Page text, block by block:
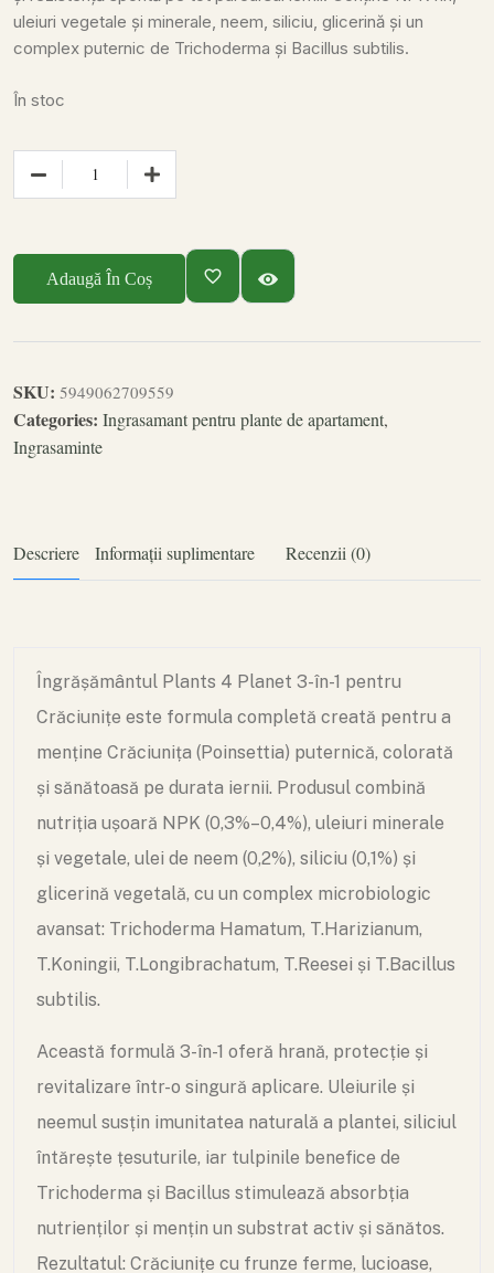
uleiuri vegetale și minerale, neem, siliciu, glicerină și un
complex puternic de Trichoderma și Bacillus subtilis.
În stoc
Adaugă În Coș
SKU: 5949062709559
Categories: Ingrasamant pentru plante de apartament,
Ingrasaminte
Descriere Informații suplimentare Recenzii (0)
Îngrășământul Plants 4 Planet 3-în-1 pentru
Crăciunițe este formula completă creată pentru a
menține Crăciunița (Poinsettia) puternică, colorată
și sănătoasă pe durata iernii. Produsul combină
nutriția ușoară NPK (0,3%–0,4%), uleiuri minerale
și vegetale, ulei de neem (0,2%), siliciu (0,1%) și
glicerină vegetală, cu un complex microbiologic
avansat: Trichoderma Hamatum, T.Harizianum,
T.Koningii, T.Longibrachatum, T.Reesei și T.Bacillus
subtilis.
Această formulă 3-în-1 oferă hrană, protecție și
revitalizare într-o singură aplicare. Uleiurile și
neemul susțin imunitatea naturală a plantei, siliciul
întărește țesuturile, iar tulpinile benefice de
Trichoderma și Bacillus stimulează absorbția
nutrienților și mențin un substrat activ și sănătos.
Rezultatul: Crăciunițe cu frunze ferme, lucioase,